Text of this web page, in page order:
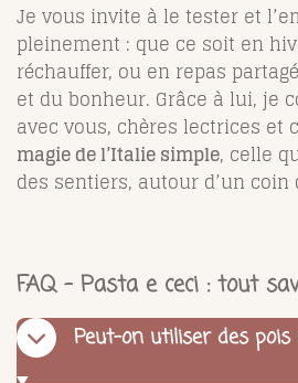
Je vous invite à le tester et
pleinement : que ce soit en
réchauffer, ou en repas
et du bonheur. Grâce à lui, je
avec vous, chères lectrices et
magie de l’Italie simple, celle
des sentiers, autour d’un coin
FAQ – Pasta e ceci : tout
Peut-on utiliser des pois